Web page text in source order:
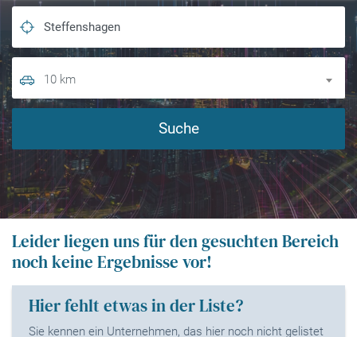
10 km
Suche
Leider liegen uns für den gesuchten Bereich
noch keine Ergebnisse vor!
Hier fehlt etwas in der Liste?
Sie kennen ein Unternehmen, das hier noch nicht gelistet